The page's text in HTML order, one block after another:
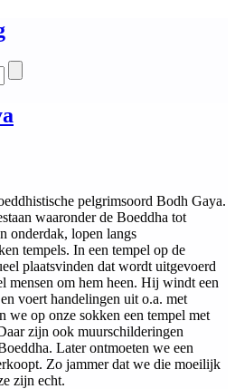
pelgrimsoord Bodh Gaya.
waaronder de Boeddha tot
onderdak, lopen langs
tempels. In een tempel op de
plaatsvinden dat wordt uitgevoerd
mensen om hem heen. Hij windt een
voert handelingen uit o.a. met
we op onze sokken een tempel met
zijn ook muurschilderingen
Later ontmoeten we een
Zo jammer dat we die moeilijk
zijn echt.